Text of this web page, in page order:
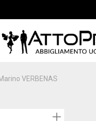
VERBENAS